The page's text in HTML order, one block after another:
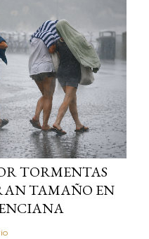
TORMENTAS
TAMAÑO EN